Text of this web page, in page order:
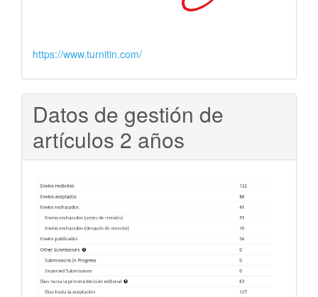
https://www.turnitin.com/
Datos de gestión de
artículos 2 años